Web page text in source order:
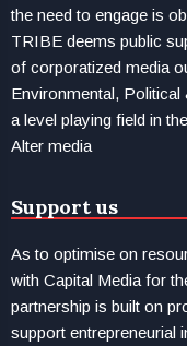
the need to engage is
TRIBE deems public
of corporatized media
Environmental, Political
a level playing field in
Alter media
Support us
As to optimise on
with Capital Media for
partnership is built on
support entrepreneurial